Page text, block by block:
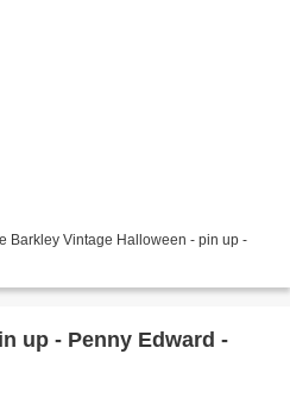
Vintage Halloween - pin up -